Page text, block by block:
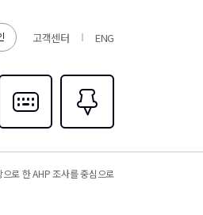
고객센터 ENG
다국어입력
즐겨찾기0
로 한 AHP 조사를 중심으로